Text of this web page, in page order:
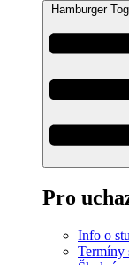
Hamburger
Pro
Info o
Termíny